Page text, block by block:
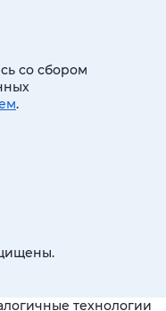
со сбором
.
технологии